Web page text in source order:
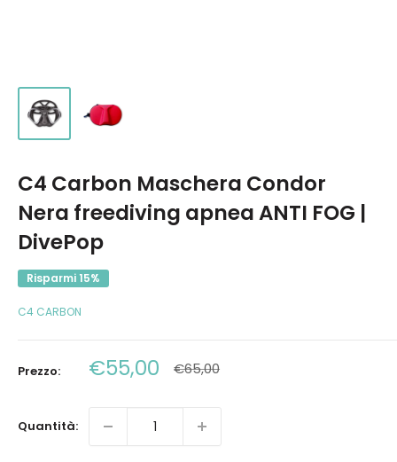
C4 Carbon Maschera Condor
Nera freediving apnea ANTI FOG |
DivePop
Risparmi 15%
C4 CARBON
Prezzo: Prezzo
scontato
€55,00 Prezzo
€65,00
Quantità: